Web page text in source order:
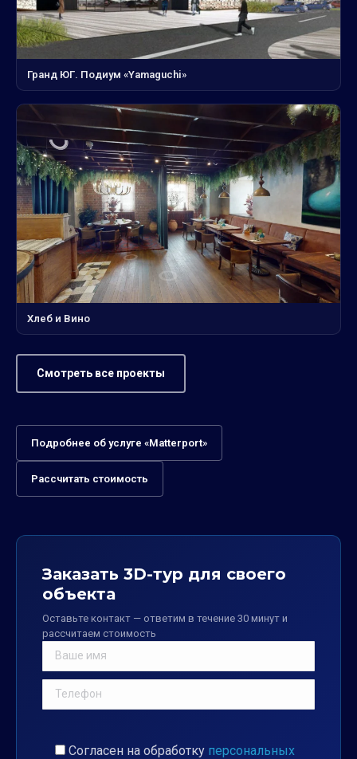
Гранд ЮГ. Подиум «Yamaguchi»
Хлеб и Вино
Смотреть все проекты
Подробнее об услуге «Matterport»
Рассчитать стоимость
Заказать 3D-тур для своего
объекта
Оставьте контакт — ответим в течение 30 минут и
рассчитаем стоимость
Согласен на обработку персональных